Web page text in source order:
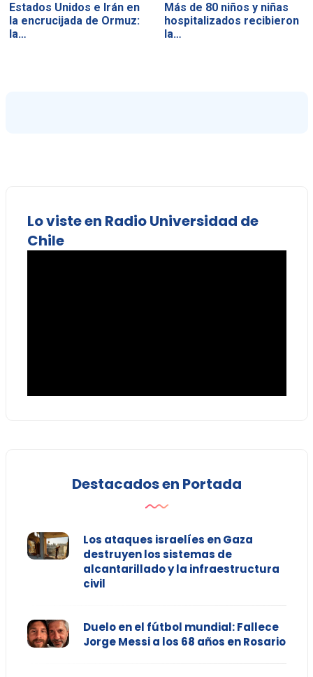
Estados Unidos e Irán en
la encrucijada de Ormuz:
la…
Más de 80 niños y niñas
hospitalizados recibieron
la…
Lo viste en Radio Universidad de
Chile
Destacados en Portada
Los ataques israelíes en Gaza
destruyen los sistemas de
alcantarillado y la infraestructura
civil
Duelo en el fútbol mundial: Fallece
Jorge Messi a los 68 años en Rosario